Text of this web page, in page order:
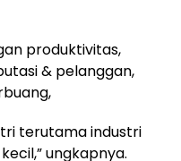
produktivitas,
& pelanggan,
terutama industri
ungkapnya.